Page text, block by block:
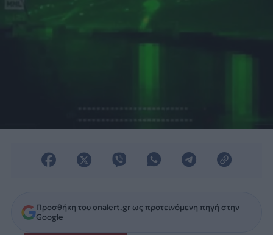
Προσθήκη του onalert.gr ως προτεινόμενη πηγή στην
Google